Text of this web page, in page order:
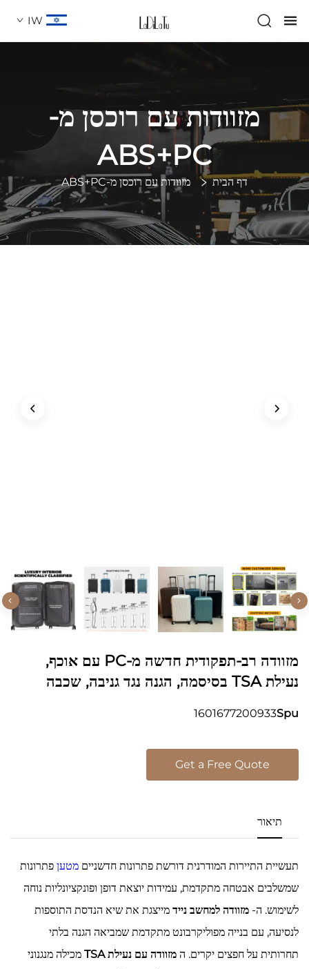
IW
מזוודות עם רוכסן מ-
ABS+PC
דף הבית מזוודות עם רוכסן מ-ABS+PC
מזוודה רב-תפקודית חדשה מ-PC עם אוכף,
נעילת TSA בסיסמה, הגנה נגד גניבה, שכבה
Spu
1601677200933
Get a Free Quote
תיאור
תעשיית התיירות המודרנית דורשת פתרונות חדשניים מטען פתרונות
שמשלבים אבטחה מתקדמת, עמידות יוצאת דופן ופונקציונליות נוחה
לשימוש. ה- מזוודה למחשב נייד מייצגת את שיא הנדסת התוספות
לנסיעה, עם בנייה מפוליקרבונט מתקדמת שמביאה הגנה בלתי
תחרותית על חפצים יקרים. ה מזוודה עם נעילת TSA
מכילה מנגנוני